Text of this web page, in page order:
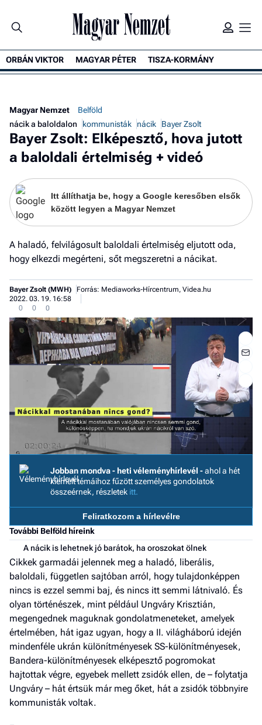
ORBÁN VIKTOR MAGYAR PÉTER TISZA-KORMÁNY
Magyar Nemzet
Belföld
nácik a baloldalon
kommunisták nácik Bayer Zsolt
Bayer Zsolt: Elképesztő, hova jutott
a baloldali értelmiség + videó
Itt állíthatja be, hogy a Google keresőben elsők
között legyen a Magyar Nemzet
A haladó, felvilágosult baloldali értelmiség eljutott oda,
hogy elkezdi megérteni, sőt megszeretni a nácikat.
Bayer Zsolt (MWH)
Forrás: Mediaworks-Hírcentrum, Videa.hu
2022. 03. 19. 16:58
0
0 0
Jobban mondva - heti véleményhírlevél -ahol a hét
kiemelt témáihoz fűzött személyes gondolatok
összeérnek, részletek itt.
Feliratkozom a hírlevélre
További Belföld híreink
A nácik is lehetnek jó barátok, ha oroszokat ölnek
Cikkek garmadái jelennek meg a haladó, liberális,
baloldali, független sajtóban arról, hogy tulajdonképpen
nincs is ezzel semmi baj, és nincs itt semmi látnivaló. És
olyan történészek, mint például Ungváry Krisztián,
megengednek maguknak gondolatmeneteket, amelyek
értelmében, hát igaz ugyan, hogy a II. világháború idején
mindenféle ukrán különítményesek SS-különítményesek,
Bandera-különítményesek elképesztő pogromokat
hajtottak végre, egyebek mellett zsidók ellen, de – folytatja
Ungváry – hát értsük már meg őket, hát a zsidók többnyire
kommunisták voltak.